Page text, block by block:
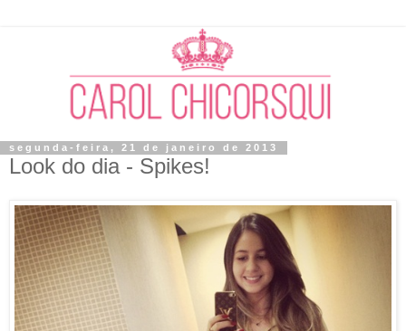
segunda-feira, 21 de janeiro de 2013
Look do dia - Spikes!